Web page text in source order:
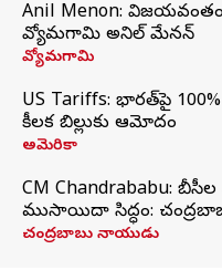
Anil Menon:
వ్యోమగామి అనిల్‌ మేనన్
వ్యోమగామి
US Tariffs: భారత్‌పై
కీలక బిల్లుకు ఆమోదం
అమెరికా
CM Chandrababu: బీసీల
ముసాయిదా సిద్ధం:
చంద్రబాబు నాయుడు